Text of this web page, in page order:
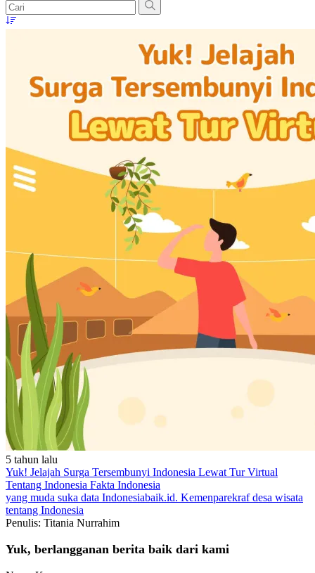
5 tahun lalu
Yuk! Jelajah Surga Tersembunyi Indonesia Lewat Tur Virtual
Tentang Indonesia Fakta Indonesia
yang muda suka data Indonesiabaik.id. Kemenparekrafdesa wisata
tentang Indonesia
Penulis: Titania Nurrahim
Yuk, berlangganan berita baik dari kami